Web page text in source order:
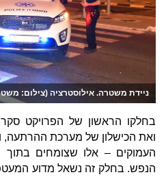
ניידת משטרה. אילוסטרציה (צילום:
בחלקו הראשון של הפרויקט
ואת הכישלון של מערכת ההרתעה,
העמוקים – אלו שצומחים
הנפש. בחלק זה נשאל מדוע